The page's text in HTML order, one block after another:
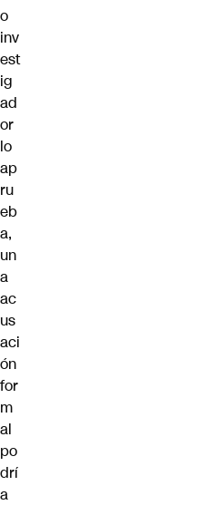
o
inv
est
ig
ad
or
lo
ap
ru
eb
a,
un
a
ac
us
aci
ón
for
m
al
po
drí
a